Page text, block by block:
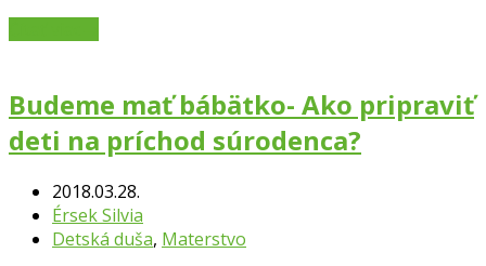
Budeme mať bábätko- Ako pripraviť
deti na príchod súrodenca?
2018.03.28.
Érsek Silvia
Detská duša, Materstvo